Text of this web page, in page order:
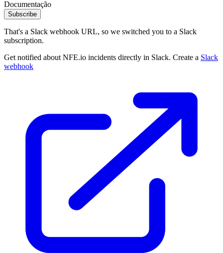
Documentação
Subscribe
That's a Slack webhook URL, so we switched you to a Slack
subscription.
Get notified about NFE.io incidents directly in Slack. Create a Slack
webhook